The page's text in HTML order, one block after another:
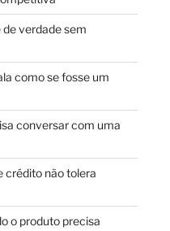
verdade sem
como se fosse um
conversar com uma
crédito não tolera
o produto precisa